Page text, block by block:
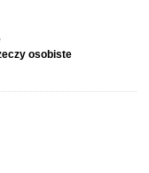
osobiste